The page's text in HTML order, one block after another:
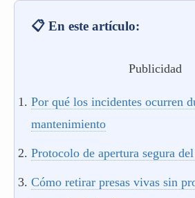
📋 En este artículo:
Publicidad
Por qué los incidentes ocurren
mantenimiento
Protocolo de apertura segura
Cómo retirar presas vivas sin